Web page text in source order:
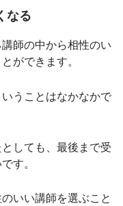
なる
師の中から相性のい
ができます。
うことはなかなかで
しても、最後まで受
す。
いい講師を選ぶこと